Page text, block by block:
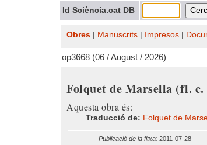
Id Sciència.cat DB
Obres Manuscrits Impresos
op3668 (06 / August / 2026)
Folquet de Marsella (fl. c.
Aquesta obra és:
Traducció de: Folquet de
Publicació de la fitxa: 2011-07-28